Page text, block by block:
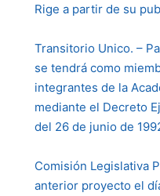
Rige a partir de su
Transitorio Unico. –
se tendrá como
integrantes de la
mediante el Decreto
del 26 de junio de
Comisión Legislativa
anterior proyecto el